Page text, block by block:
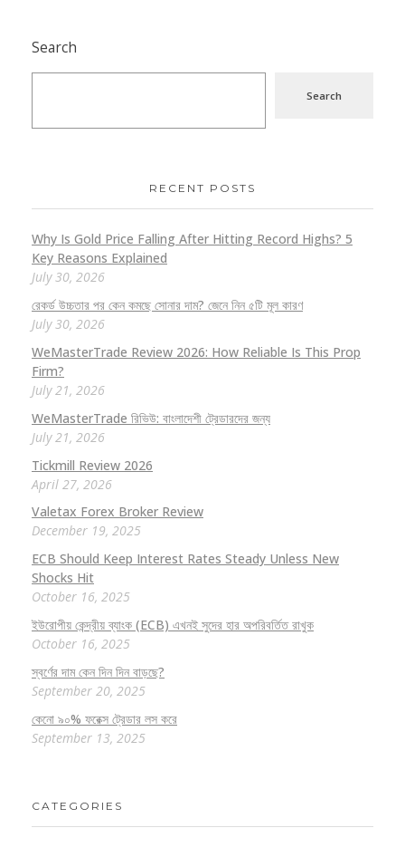
Search
Search
RECENT POSTS
Why Is Gold Price Falling After Hitting Record Highs? 5
Key Reasons Explained
July 30, 2026
রেকর্ড উচ্চতার পর কেন কমছে সোনার দাম? জেনে নিন ৫টি মূল কারণ
July 30, 2026
WeMasterTrade Review 2026: How Reliable Is This Prop
Firm?
July 21, 2026
WeMasterTrade রিভিউ: বাংলাদেশী ট্রেডারদের জন্য
July 21, 2026
Tickmill Review 2026
April 27, 2026
Valetax Forex Broker Review
December 19, 2025
ECB Should Keep Interest Rates Steady Unless New
Shocks Hit
October 16, 2025
ইউরোপীয় কেন্দ্রীয় ব্যাংক (ECB) এখনই সুদের হার অপরিবর্তিত রাখুক
October 16, 2025
স্বর্ণের দাম কেন দিন দিন বাড়ছে?
September 20, 2025
কেনো ৯০% ফরেক্স ট্রেডার লস করে
September 13, 2025
CATEGORIES